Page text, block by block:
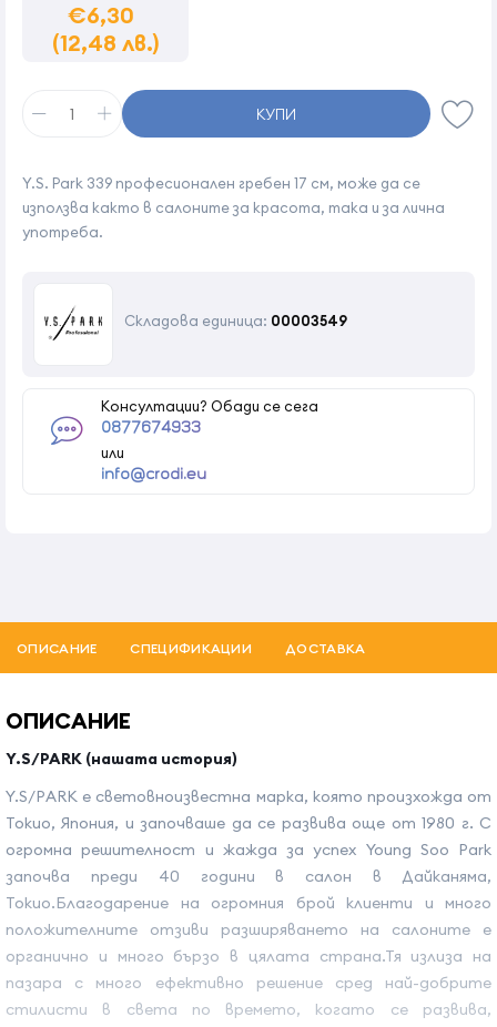
Y.S. Park 339 професионален гребен 17 см, може да се
използва както в салоните за красота, така и за лична
употреба.
Складова единица: 00003549
Консултации? Обади се сега
0877674933
или
info@crodi.eu
€6,30
(12,48 лв.)
КУПИ
ОПИСАНИЕ СПЕЦИФИКАЦИИ ДОСТАВКА
ОПИСАНИЕ
Y.S/PARK (нашата история)
Y.S/PARK е световноизвестна марка, която произхожда от
Токио, Япония, и започваше да се развива още от 1980 г. С
огромна решителност и жажда за успех Young Soo Park
започва преди 40 години в салон в Дайканяма,
Токио.Благодарение на огромния брой клиенти и много
положителните отзиви разширяването на салоните е
органично и много бързо в цялата страна.Тя излиза на
пазара с много ефективно решение сред най-добрите
стилисти в света по времето, когато се развива,